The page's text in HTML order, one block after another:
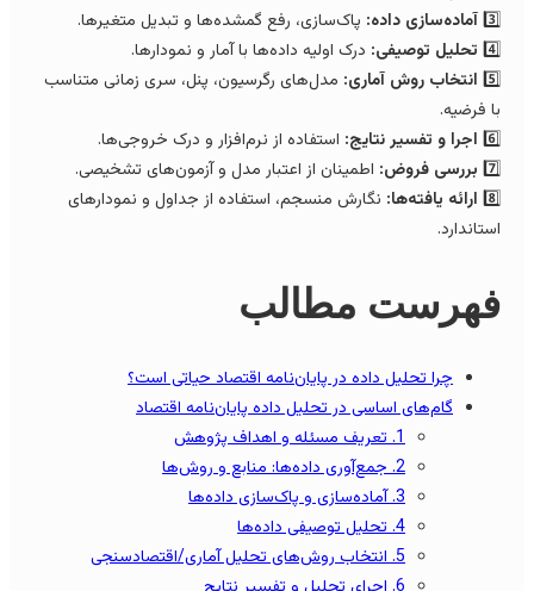
آماده‌سازی داده: پاک‌سازی، رفع گمشده‌ها و تبدیل متغیرها.
تحلیل توصیفی:درک اولیه داده‌ها با آمار و نمودارها.
انتخاب روش آماری:مدل‌های رگرسیون، پنل، سری زمانی متناسب
فرضیه.
اجرا و تفسیر نتایج:استفاده از نرم‌افزار و درک خروجی‌ها.
بررسی فروض:اطمینان از اعتبار مدل و آزمون‌های تشخیصی.
ارائه یافته‌ها:نگارش منسجم، استفاده از جداول و نمودارهای
مطالب
چرا تحلیل داده در پایان‌نامه اقتصاد حیاتی است؟
گام‌های اساسی در تحلیل داده پایان‌نامه اقتصاد